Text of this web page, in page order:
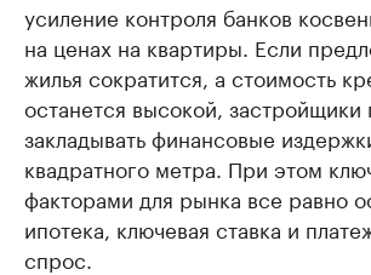
усиление контроля банков
на ценах на квартиры. Если
жилья сократится, а стоимость
останется высокой, застройщики
закладывать финансовые
квадратного метра. При этом
факторами для рынка все равно
ипотека, ключевая ставка и
спрос.